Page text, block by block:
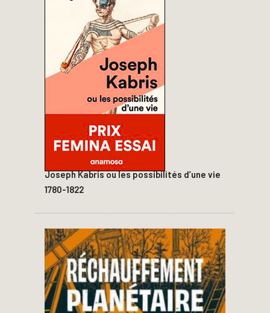
Joseph Kabris ou les possibilités d’une vie
1780-1822